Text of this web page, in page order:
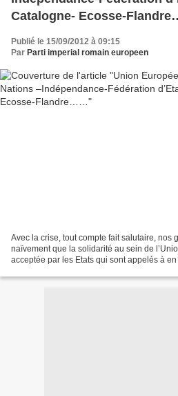
Catalogne- Ecosse-
Publié le 15/09/2012 à 09:15
Par Parti imperial romain europeen
Avec la crise, tout compte fait salutaire, nos
naïvement que la solidarité au sein de
acceptée par les Etats qui sont appelés à en